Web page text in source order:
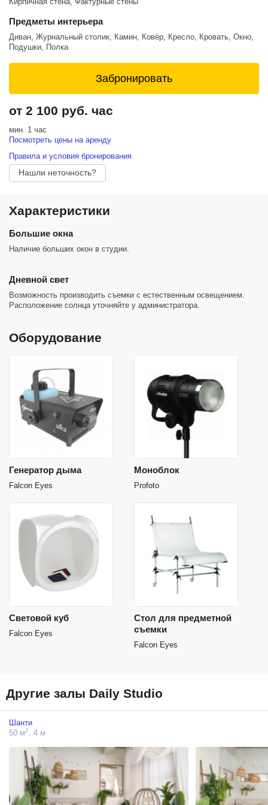
Предметы интерьера
Диван, Журнальный столик, Камин, Ковёр, Кресло, Кровать, Окно,
Подушки, Полка
Забронировать
от 2 100 руб. час
мин. 1 час
Посмотреть цены на аренду
Правила и условия бронирования
Нашли неточность?
Характеристики
Большие окна
Наличие больших окон в студии.
Дневной свет
Возможность производить съемки с естественным освещением.
Расположение солнца уточняйте у администратора.
Оборудование
Генератор дыма
Falcon Eyes
Моноблок
Profoto
Световой куб
Falcon Eyes
Стол для предметной
съемки
Falcon Eyes
Другие залы Daily Studio
Шанти
50 м2, 4 м